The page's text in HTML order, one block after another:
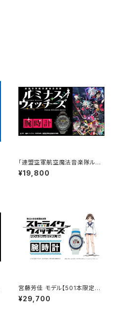
「連盟空軍航空魔法音楽隊ルミ
ナスウィッチーズ」コラボウォッチ
部隊モデル（本数限定/シリアル
¥19,800
宮藤芳佳 モデル【501本限定生
産・シリアルナンバー入り】初回
予約スペシャルBOX付
¥29,700